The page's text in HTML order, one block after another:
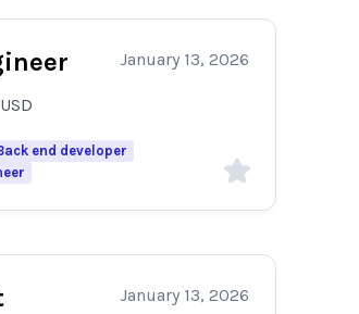
January 13, 2026
USD
end developer
January 13, 2026